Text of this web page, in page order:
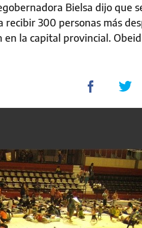
Bielsa dijo que
300 personas más
la capital provincial.